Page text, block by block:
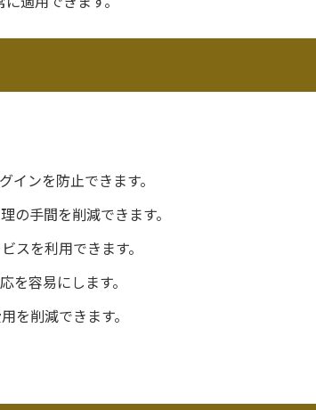
インを防止できます。
の手間を削減できます。
スを利用できます。
を容易にします。
を削減できます。